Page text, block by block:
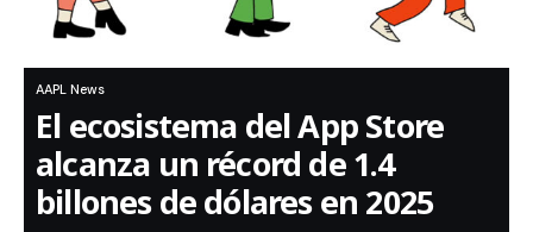
AAPL News
El ecosistema del App Store
alcanza un récord de 1.4
billones de dólares en 2025